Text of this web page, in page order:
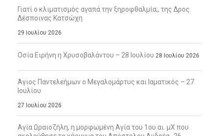
Γιατί ο κλιματισμός αγαπά την ξηροφθαλμία;, της Δρος
Δέσποινας Κατσώχη
29 Ιουλίου 2026
Οσία Ειρήνη η Χρυσοβαλάντου – 28 Ιουλίου 28 Ιουλίου 2026
Άγιος Παντελεήμων ο Μεγαλομάρτυς και Ιαματικός – 27
Ιουλίου
27 Ιουλίου 2026
Αγία Ωραιοζήλη, η μορφωμένη Αγία του 1ου αι. μΧ που